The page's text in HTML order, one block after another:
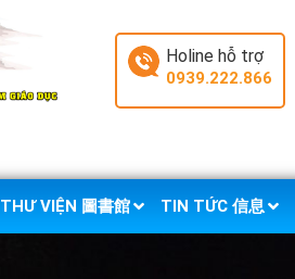
Holine hỗ trợ
0939.222.866
THƯ VIỆN 圖書館 TIN TỨC 信息